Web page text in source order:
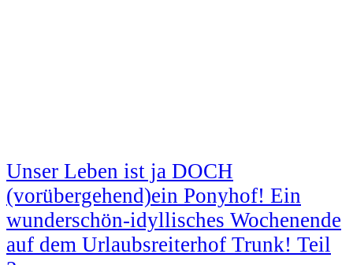
Unser Leben ist ja DOCH
(vorübergehend)ein Ponyhof! Ein
wunderschön-idyllisches Wochenende
auf dem Urlaubsreiterhof Trunk! Teil